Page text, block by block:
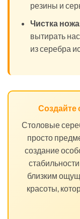
резины и
Чистка
вытирать
из серебра
Столовые
просто
создание
близким
красоты,